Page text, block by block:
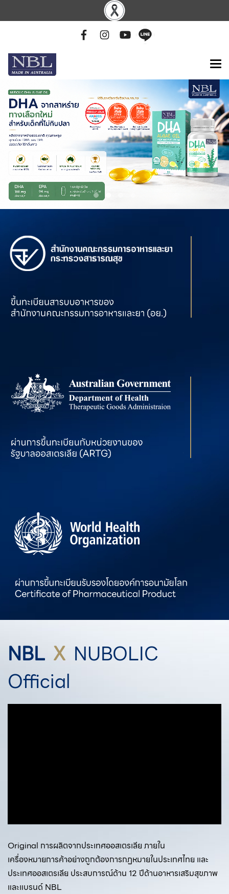
NBL X NUBOLIC
Official
Original การผลิตจากประเทศออสเตรเลีย ภายใน
เครื่องหมายการค้าอย่างถูกต้องการกฏหมายในประเทศไทย และ
ประเทศออสเตรเลีย ประสบการณ์ด้าน 12 ปีด้านอาหารเสริมสุขภาพ
และแบรนด์ NBL